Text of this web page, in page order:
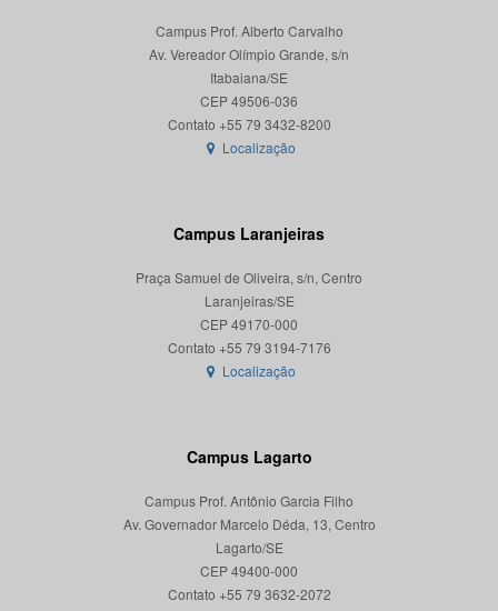
Campus Prof. Alberto Carvalho
Av. Vereador Olímpio Grande, s/n
Itabaiana/SE
CEP 49506-036
Localização
Campus Laranjeiras
Praça Samuel de Oliveira, s/n, Centro
Laranjeiras/SE
CEP 49170-000
Localização
Campus Lagarto
Campus Prof. Antônio Garcia Filho
Av. Governador Marcelo Déda, 13, Centro
Lagarto/SE
CEP 49400-000